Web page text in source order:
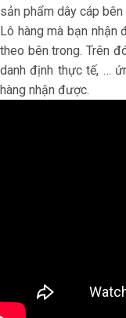
sản phẩm dây cáp bên
Lô hàng mà bạn
theo bên trong. Trên
danh định thực tế, …
hàng nhận được.